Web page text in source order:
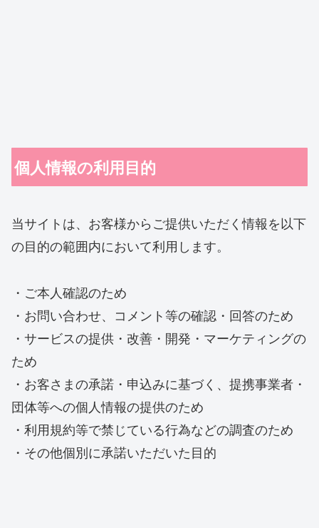
個人情報の利用目的
当サイトは、お客様からご提供いただく情報を以下
の目的の範囲内において利用します。
・ご本人確認のため
・お問い合わせ、コメント等の確認・回答のため
・サービスの提供・改善・開発・マーケティングの
ため
・お客さまの承諾・申込みに基づく、提携事業者・
団体等への個人情報の提供のため
・利用規約等で禁じている行為などの調査のため
・その他個別に承諾いただいた目的